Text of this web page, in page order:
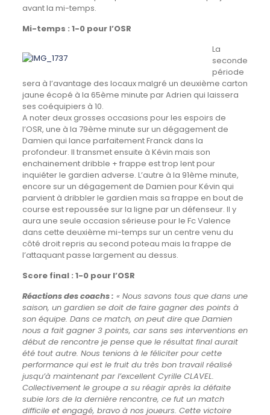
avant la mi-temps.
Mi-temps : 1-0 pour l’OSR
La
seconde
période
sera à l’avantage des locaux malgré un deuxième carton
jaune écopé à la 65ème minute par Adrien qui laissera
ses coéquipiers à 10.
A noter deux grosses occasions pour les espoirs de
l’OSR, une à la 79ème minute sur un dégagement de
Damien qui lance parfaitement Franck dans la
profondeur. Il transmet ensuite à Kévin mais son
enchainement dribble + frappe est trop lent pour
inquiéter le gardien adverse. L’autre à la 91ème minute,
encore sur un dégagement de Damien pour Kévin qui
parvient à dribbler le gardien mais sa frappe en bout de
course est repoussée sur la ligne par un défenseur. Il y
aura une seule occasion sérieuse pour le Fc Valence
dans cette deuxième mi-temps sur un centre venu du
côté droit repris au second poteau mais la frappe de
l’attaquant passe largement au dessus.
Score final : 1-0 pour l’OSR
Réactions des coachs : « Nous savons tous que dans une
saison, un gardien se doit de faire gagner des points à
son équipe. Dans ce match, on peut dire que Damien
nous a fait gagner 3 points, car sans ses interventions en
début de rencontre je pense que le résultat final aurait
été tout autre. Nous tenions à le féliciter pour cette
performance qui est le fruit du très bon travail réalisé
jusqu’à maintenant par l’excellent Cyrille CLAVEL.
Collectivement le groupe a su réagir après la défaite
subie lors de la dernière rencontre, ce fut un match
difficile et engagé, bravo à nos joueurs. Cette victoire